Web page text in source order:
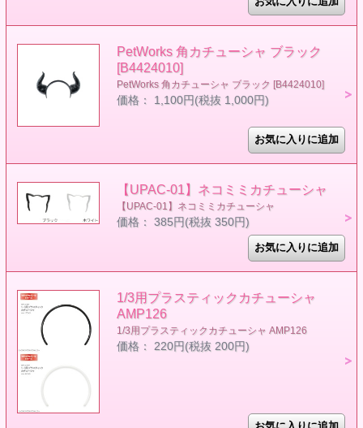
PetWorks 角カチューシャ ブラック
[B4424010]
PetWorks 角カチューシャ ブラック [B4424010]
価格： 1,100円(税抜 1,000円)
【UPAC-01】ネコミミカチューシャ
【UPAC-01】ネコミミカチューシャ
価格： 385円(税抜 350円)
1/3用プラスティックカチューシャ
AMP126
1/3用プラスティックカチューシャ AMP126
価格： 220円(税抜 200円)